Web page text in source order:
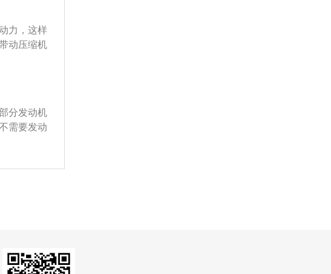
常的工作
发动机保
这样做不
生。
力，这样
动压缩机
油耗升高
率最低时
可稍高
分发动机
需要发动
所以空气
带动压缩
10到20分